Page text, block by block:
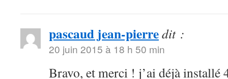
pascaud jean-pierredit :
20 juin 2015 à 18 h 50 min
Bravo, et merci ! j’ai déjà installé